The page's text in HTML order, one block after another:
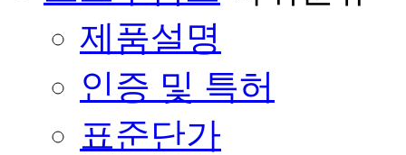
제품설명
인증 및 특허
표준단가